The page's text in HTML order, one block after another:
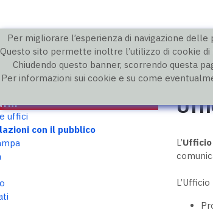
Per migliorare l’esperienza di navigazione
Questo sito permette inoltre l’utilizzo di cookie
Chiudendo questo banner, scorrendo questa
Per informazioni sui cookie e su come
con il pubblico
uffici
con il pubblico
L’